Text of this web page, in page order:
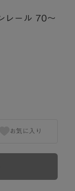
レール 70～
お気に入り